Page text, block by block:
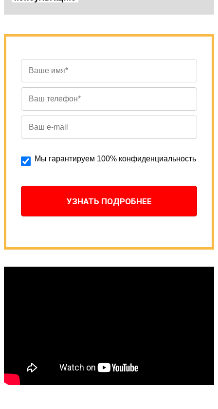
Мы гарантируем 100% конфиденциальность